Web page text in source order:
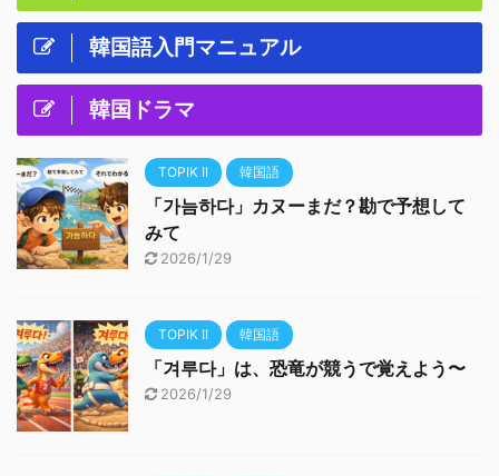
韓国語入門マニュアル
韓国ドラマ
TOPIK II 韓国語
「가늠하다」カヌーまだ？勘で予想して
みて
2026/1/29
TOPIK II 韓国語
「겨루다」は、恐竜が競うで覚えよう〜
2026/1/29